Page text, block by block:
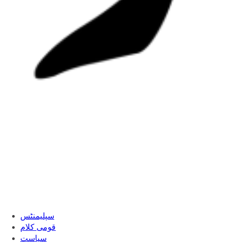
سپلیمنٹس
قومی کلام
سیاست